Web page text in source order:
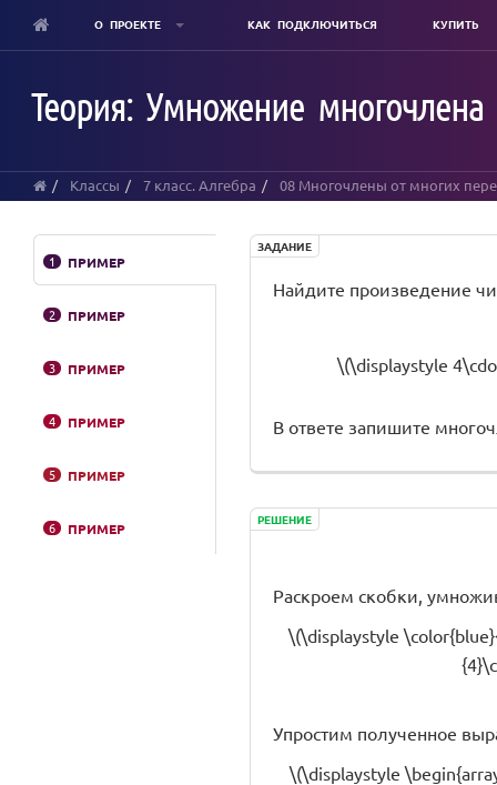
content
О ПРОЕКТЕ КАК ПОДКЛЮЧИТЬСЯ КУПИТЬ
Теория: Умножение
Классы 7 класс. Алгебра 08 Многочлены от многих
1 ПРИМЕР
2 ПРИМЕР
3 ПРИМЕР
4 ПРИМЕР
5 ПРИМЕР
6 ПРИМЕР
ЗАДАНИЕ
Найдите произведение
\(\displaystyle
В ответе запишите
РЕШЕНИЕ
Раскроем скобки,
\(\displaystyle
Упростим полученное
\(\displaystyle